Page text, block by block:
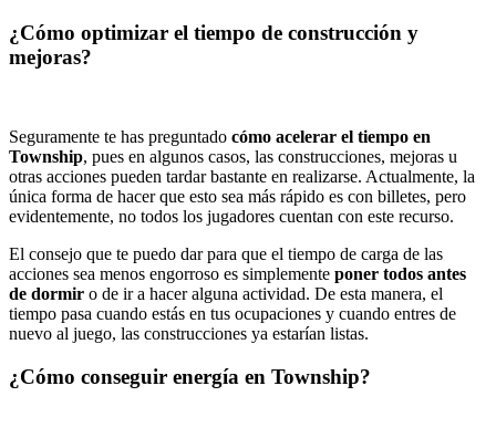
¿Cómo optimizar el tiempo de construcción y
mejoras?
Seguramente te has preguntado cómo acelerar el tiempo en
Township, pues en algunos casos, las construcciones, mejoras u
otras acciones pueden tardar bastante en realizarse. Actualmente, la
única forma de hacer que esto sea más rápido es con billetes, pero
evidentemente, no todos los jugadores cuentan con este recurso.
El consejo que te puedo dar para que el tiempo de carga de las
acciones sea menos engorroso es simplemente poner todos antes
de dormir o de ir a hacer alguna actividad. De esta manera, el
tiempo pasa cuando estás en tus ocupaciones y cuando entres de
nuevo al juego, las construcciones ya estarían listas.
¿Cómo conseguir energía en Township?